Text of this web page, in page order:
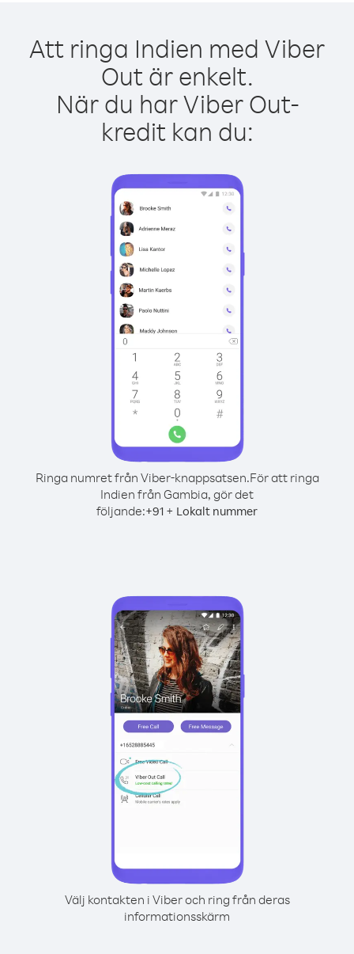
Att ringa Indien med Viber
Out är enkelt.
När du har Viber Out-
kredit kan du:
Ringa numret från Viber-knappsatsen.För att ringa
Indien från Gambia, gör det
följande:+91 + Lokalt nummer
Välj kontakten i Viber och ring från deras
informationsskärm